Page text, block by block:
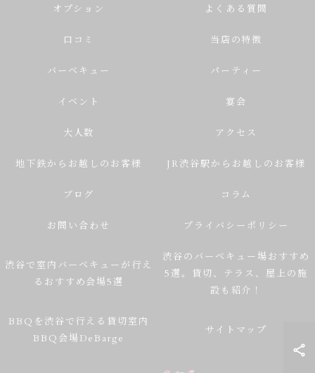
オプション よくある質問
口コミ 当店の特徴
バーベキュー パーティー
イベント 宴会
大人数 アクセス
地下鉄からお越しのお客様 JR渋谷駅からお越しのお客様
ブログ コラム
お問い合わせ プライバシーポリシー
渋谷で室内バーベキューが行え
るおすすめ会場5選
渋谷のバーベキュー場おすすめ
5選。貸切、テラス、屋上の施
設も紹介！
BBQを渋谷で行える貸切室内
BBQ会場DeBarge
サイトマップ